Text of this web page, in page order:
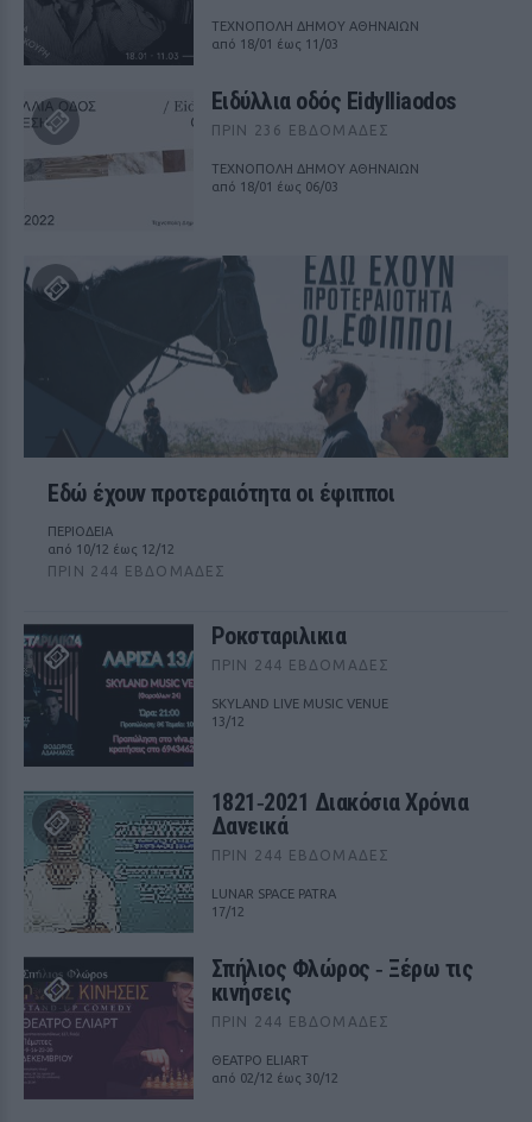
ΤΕΧΝΟΠΟΛΗ ΔΗΜΟΥ ΑΘΗΝΑΙΩΝ
από 18/01 έως 11/03
Ειδύλλια οδός Eidylliaodos
ΠΡΙΝ 236 ΕΒΔΟΜΆΔΕΣ
ΤΕΧΝΟΠΟΛΗ ΔΗΜΟΥ ΑΘΗΝΑΙΩΝ
από 18/01 έως 06/03
Εδώ έχουν προτεραιότητα οι έφιπποι
ΠΕΡΙΟΔΕΙΑ
από 10/12 έως 12/12
ΠΡΙΝ 244 ΕΒΔΟΜΆΔΕΣ
Ροκσταριλικια
ΠΡΙΝ 244 ΕΒΔΟΜΆΔΕΣ
SKYLAND LIVE MUSIC VENUE
13/12
1821‑2021 Διακόσια Χρόνια
Δανεικά
ΠΡΙΝ 244 ΕΒΔΟΜΆΔΕΣ
LUNAR SPACE PATRA
17/12
Σπήλιος Φλώρος ‑ Ξέρω τις
κινήσεις
ΠΡΙΝ 244 ΕΒΔΟΜΆΔΕΣ
ΘΕΑΤΡΟ ELIART
από 02/12 έως 30/12